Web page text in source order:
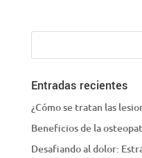
Entradas recientes
¿Cómo se tratan las
Beneficios de la
Desafiando al dolor: